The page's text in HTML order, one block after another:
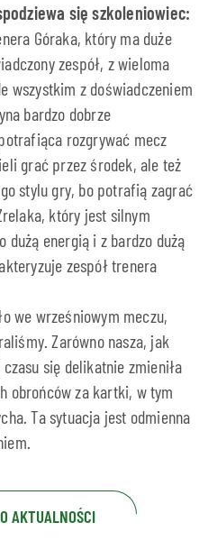
się szkoleniowiec:
Góraka, który ma duże
zespół, z wieloma
wszystkim z doświadczeniem
bardzo dobrze
rozgrywać mecz
grać przez środek, ale też
stylu gry, bo potrafią zagrać
który jest silnym
dużą energią i z bardzo dużą
zespół trenera
we wrześniowym meczu,
Zarówno nasza, jak
się delikatnie zmieniła
obrońców za kartki, w tym
Ta sytuacja jest odmienna
AKTUALNOŚCI